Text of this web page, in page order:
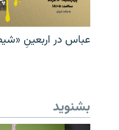
عباس در اربعینِ
بشنوید